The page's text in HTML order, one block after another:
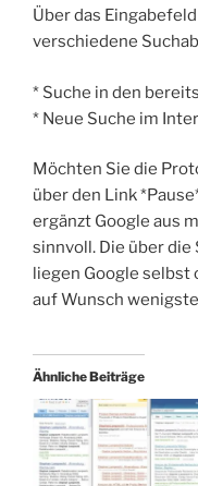
Über das
verschiedene
* Suche in den
* Neue Suche im
Möchten Sie die
über den Link
ergänzt Google aus
sinnvoll. Die über
liegen Google selbst
auf Wunsch
Ähnliche Beiträge